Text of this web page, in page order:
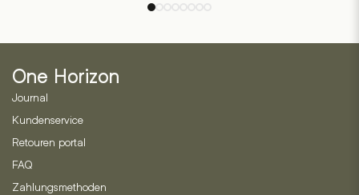
One Horizon
Journal
Kundenservice
Retouren portal
FAQ
Zahlungsmethoden